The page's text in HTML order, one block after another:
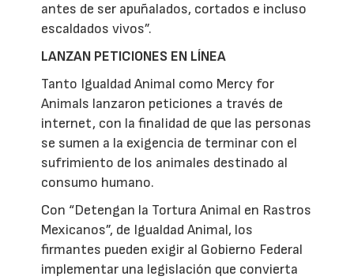
antes de ser apuñalados, cortados e incluso
escaldados vivos”.
LANZAN PETICIONES EN LÍNEA
Tanto Igualdad Animal como Mercy for
Animals lanzaron peticiones a través de
internet, con la finalidad de que las personas
se sumen a la exigencia de terminar con el
sufrimiento de los animales destinado al
consumo humano.
Con “Detengan la Tortura Animal en Rastros
Mexicanos”, de Igualdad Animal, los
firmantes pueden exigir al Gobierno Federal
implementar una legislación que convierta